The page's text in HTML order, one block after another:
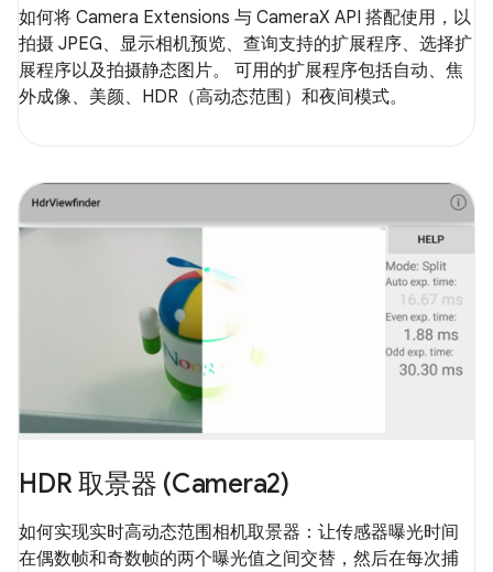
如何将 Camera Extensions 与 CameraX API 搭配使用，以
拍摄 JPEG、显示相机预览、查询支持的扩展程序、选择扩
展程序以及拍摄静态图片。 可用的扩展程序包括自动、焦
外成像、美颜、HDR（高动态范围）和夜间模式。
HDR 取景器 (Camera2)
如何实现实时高动态范围相机取景器：让传感器曝光时间
在偶数帧和奇数帧的两个曝光值之间交替，然后在每次捕